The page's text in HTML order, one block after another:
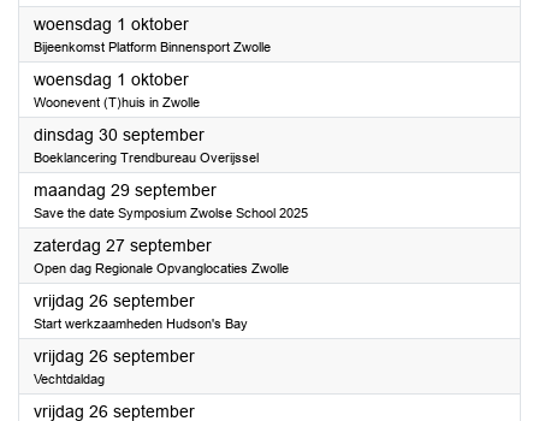
woensdag 1 oktober2025
Bijeenkomst Platform Binnensport Zwolle
woensdag 1 oktober2025
Woonevent (T)huis in Zwolle
dinsdag 30 september2025
Boeklancering Trendbureau Overijssel
maandag 29 september2025
Save the date Symposium Zwolse School 2025
zaterdag 27 september2025
Open dag Regionale Opvanglocaties Zwolle
vrijdag 26 september2025
Start werkzaamheden Hudson's Bay
vrijdag 26 september2025
Vechtdaldag
vrijdag 26 september2025